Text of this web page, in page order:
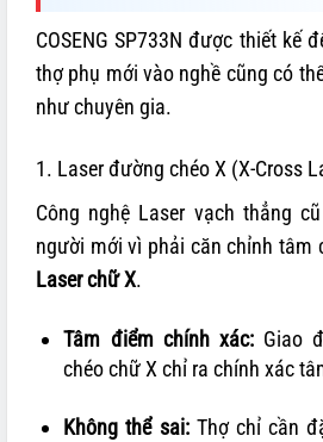
COSENG SP733N được thiết kế
thợ phụ mới vào nghề cũng có
như chuyên gia.
1. Laser đường chéo X (X-Cross
Công nghệ Laser vạch thẳng
người mới vì phải căn chỉnh tâm
Laser chữ X.
Tâm điểm chính xác: Giao
chéo chữ X chỉ ra chính xác
Không thể sai:Thợ chỉ cần